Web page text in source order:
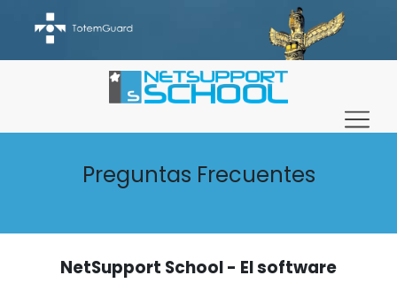
Preguntas Frecuentes
NetSupport School - El software